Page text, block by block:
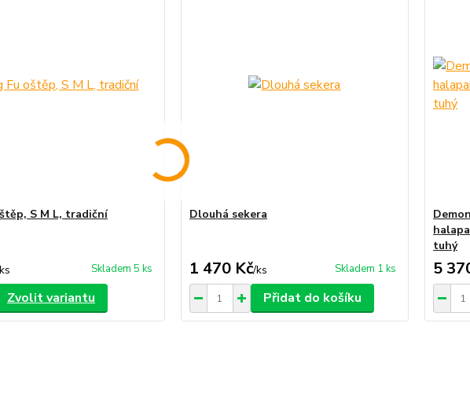
S M L, tradiční
Skladem 5 ks
Zvolit variantu
Dlouhá sekera
1 470 Kč/ks Skladem 1 ks
Přidat do košíku
tuhý
5